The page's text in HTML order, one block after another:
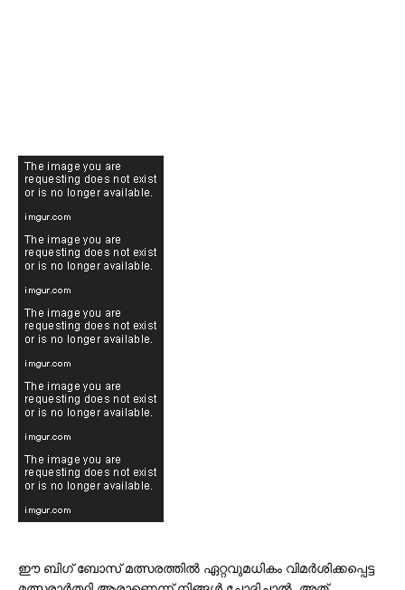
ഈ ബിഗ് ബോസ് മത്സരത്തിൽ ഏറ്റവുമധികം വിമർശിക്കപ്പെട്ട